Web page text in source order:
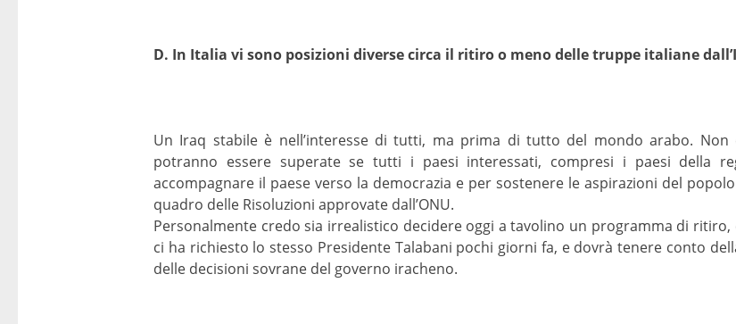
D. In Italia vi sono posizioni diverse circa il ritiro o meno delle truppe italiane
Un Iraq stabile è nell’interesse di tutti, ma prima di tutto del mondo arabo. Non
potranno essere superate se tutti i paesi interessati, compresi i paesi della
accompagnare il paese verso la democrazia e per sostenere le aspirazioni del
quadro delle Risoluzioni approvate dall’ONU.
Personalmente credo sia irrealistico decidere oggi a tavolino un programma di
ci ha richiesto lo stesso Presidente Talabani pochi giorni fa, e dovrà tenere conto
delle decisioni sovrane del governo iracheno.